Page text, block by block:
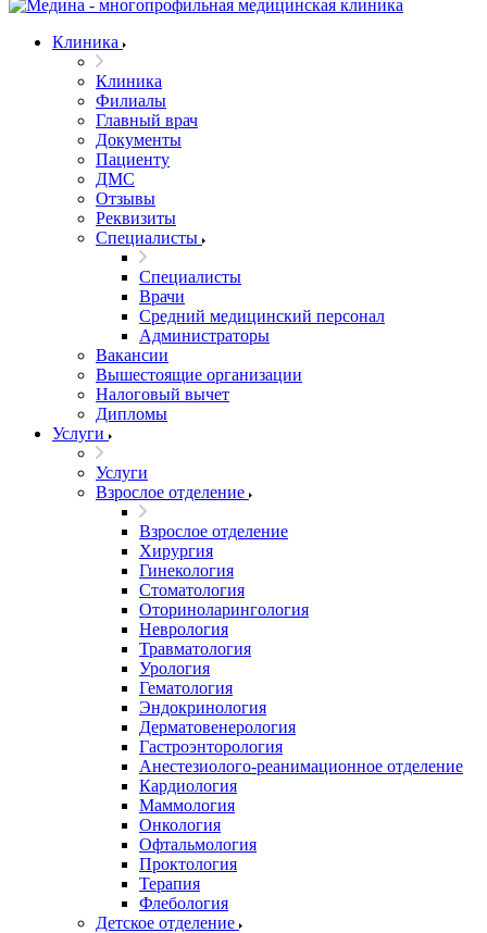
Клиника
Клиника
Филиалы
Главный врач
Документы
Пациенту
ДМС
Отзывы
Реквизиты
Специалисты
Специалисты
Врачи
Средний медицинский персонал
Администраторы
Вакансии
Вышестоящие организации
Налоговый вычет
Дипломы
Услуги
Услуги
Взрослое отделение
Взрослое отделение
Хирургия
Гинекология
Стоматология
Оториноларингология
Неврология
Травматология
Урология
Гематология
Эндокринология
Дерматовенерология
Гастроэнторология
Анестезиолого-реанимационное отделение
Кардиология
Маммология
Онкология
Офтальмология
Проктология
Терапия
Флебология
Детское отделение